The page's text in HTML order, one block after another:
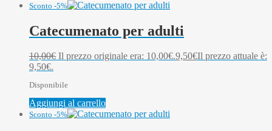
Sconto -5%
Catecumenato per adulti
10,00€ Il prezzo originale era: 10,00€.9,50€Il prezzo attuale è:
9,50€.
Disponibile
Aggiungi al carrello
Sconto -5%